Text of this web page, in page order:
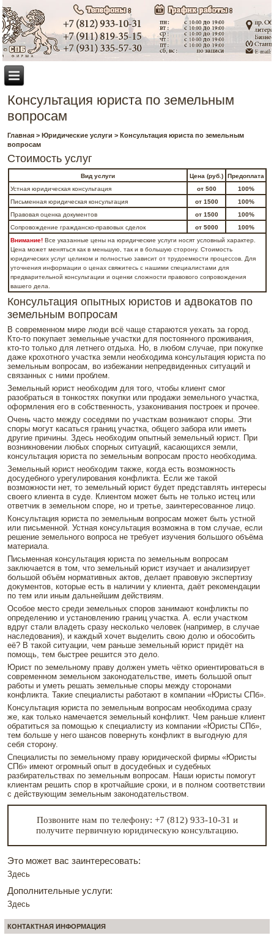
Консультация юриста по земельным
вопросам
Главная > Юридические услуги > Консультация юриста по земельным
вопросам
Стоимость услуг
Вид услуги Цена (руб.)
Предоплата
Устная юридическая консультация
от 500
100%
Письменная юридическая консультация
от 1500
100%
Правовая оценка документов
от 1500
100%
Сопровождение гражданско-правовых сделок
от 5000
100%
Внимание! Все указанные цены на юридические услуги носят условный характер.
Цена может меняться как в меньшую, так и в большую сторону. Стоимость
юридических услуг целиком и полностью зависит от трудоемкости процессов. Для
уточнения информации о ценах свяжитесь с нашими специалистами для
предварительной консультации и оценки сложности правового сопровождения
вашего дела.
Консультация опытных юристов и адвокатов по
земельным вопросам
В современном мире люди всё чаще стараются уехать за город.
Кто-то покупает земельные участки для постоянного проживания,
кто-то только для летнего отдыха. Но, в любом случае, при покупке
даже крохотного участка земли необходима консультация юриста по
земельным вопросам, во избежании непредвиденных ситуаций и
связанных с ними проблем.
Земельный юрист необходим для того, чтобы клиент смог
разобраться в тонкостях покупки или продажи земельного участка,
оформления его в собственность, узаконивания построек и прочее.
Очень часто между соседями по участкам возникают споры. Эти
споры могут касаться границ участка, общего забора или иметь
другие причины. Здесь необходим опытный земельный юрист. При
возникновении любых спорных ситуаций, касающихся земли,
консультация юриста по земельным вопросам просто необходима.
Земельный юрист необходим также, когда есть возможность
досудебного урегулирования конфликта. Если же такой
возможности нет, то земельный юрист будет представлять интересы
своего клиента в суде. Клиентом может быть не только истец или
ответчик в земельном споре, но и третье, заинтересованное лицо.
Консультация юриста по земельным вопросам может быть устной
или письменной. Устная консультация возможна в том случае, если
решение земельного вопроса не требует изучения большого объёма
материала.
Письменная консультация юриста по земельным вопросам
заключается в том, что земельный юрист изучает и анализирует
большой объём нормативных актов, делает правовую экспертизу
документов, которые есть в наличии у клиента, даёт рекомендации
по тем или иным дальнейшим действиям.
Особое место среди земельных споров занимают конфликты по
определению и установлению границ участка. А. если участком
вдруг стали владеть сразу несколько человек (например, в случае
наследования), и каждый хочет выделить свою долю и обособить
её? В такой ситуации, чем раньше земельный юрист придёт на
помощь, тем быстрее решится это дело.
Юрист по земельному праву должен уметь чётко ориентироваться в
современном земельном законодательстве, иметь большой опыт
работы и уметь решать земельные споры между сторонами
конфликта. Такие специалисты работают в компании «Юристы СПб».
Консультация юриста по земельным вопросам необходима сразу
же, как только намечается земельный конфликт. Чем раньше клиент
обратиться за помощью к специалисту из компании «Юристы СПб»,
тем больше у него шансов повернуть конфликт в выгодную для
себя сторону.
Специалисты по земельному праву юридической фирмы «Юристы
СПб» имеют огромный опыт в досудебных и судебных
разбирательствах по земельным вопросам. Наши юристы помогут
клиентам решить спор в кротчайшие сроки, и в полном соответствии
с действующим земельным законодательством.
Позвоните нам по телефону: +7 (812) 933-10-31 и
получите первичную юридическую консультацию.
Это может вас заинтересовать:
Здесь
Дополнительные услуги:
Здесь
КОНТАКТНАЯ ИНФОРМАЦИЯ